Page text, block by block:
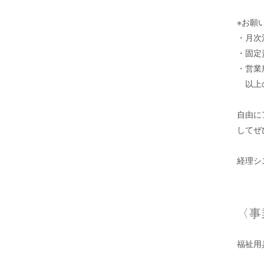
※お願
・月
・固
・営
以上
自由
して
経理
〈
福祉